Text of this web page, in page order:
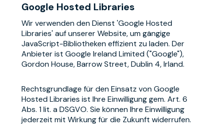
Google Hosted Libraries
Wir verwenden den Dienst 'Google Hosted
Libraries' auf unserer Website, um gängige
JavaScript-Bibliotheken effizient zu laden. Der
Anbieter ist Google Ireland Limited ("Google"),
Gordon House, Barrow Street, Dublin 4, Irland.
Rechtsgrundlage für den Einsatz von Google
Hosted Libraries ist Ihre Einwilligung gem. Art. 6
Abs. 1 lit. a DSGVO. Sie können Ihre Einwilligung
jederzeit mit Wirkung für die Zukunft widerrufen.